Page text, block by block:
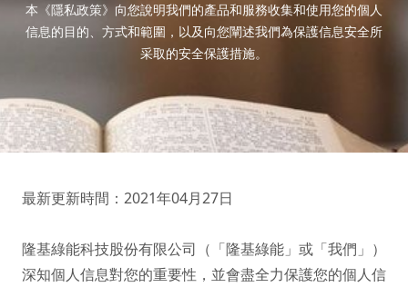
本《隱私政策》向您說明我們的產品和服務收集和使用您的個人
信息的目的、方式和範圍，以及向您闡述我們為保護信息安全所
采取的安全保護措施。
最新更新時間：2021年04月27日
隆基綠能科技股份有限公司（「隆基綠能」或「我們」）
深知個人信息對您的重要性，並會盡全力保護您的個人信